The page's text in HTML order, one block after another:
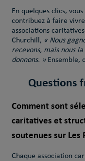
En quelques clics,
contribuez à faire
associations
Churchill, « Nous
recevons, mais nous
donnons. »Ensemble,
Questions
Comment sont
caritatives et
soutenues sur Les
Chaque association